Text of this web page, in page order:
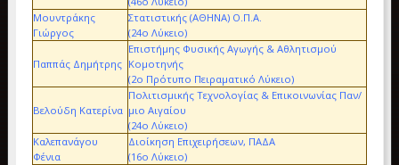
Μουντράκης
Γιώργος
Στατιστικής (ΑΘΗΝΑ) Ο.Π.Α.
(24ο Λύκειο)
Παππάς Δημήτρης
Επιστήμης Φυσικής Αγωγής & Αθλητισμού
Κομοτηνής
(2ο Πρότυπο Πειραματικό Λύκειο)
Βελούδη Κατερίνα
Πολιτισμικής Τεχνολογίας & Επικοινωνίας Παν/
μιο Αιγαίου
(24ο Λύκειο)
Καλεπανάγου
Φένια
Διοίκηση Επιχειρήσεων, ΠΑΔΑ
(16ο Λύκειο)